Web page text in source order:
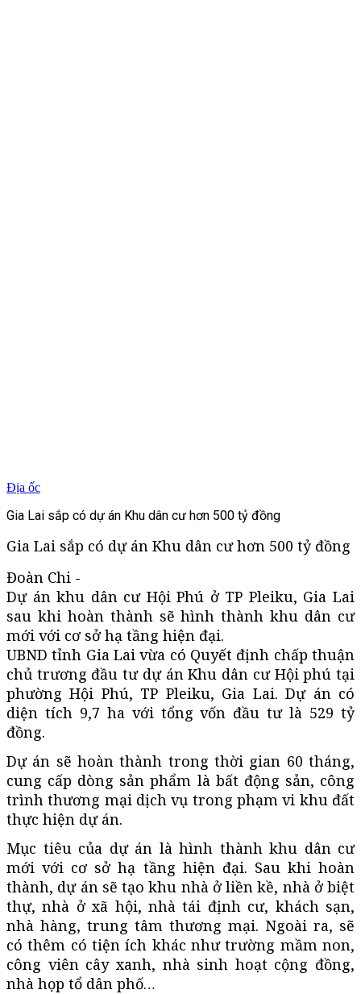
Địa ốc
Gia Lai sắp có dự án Khu dân cư hơn 500 tỷ đồng
Gia Lai sắp có dự án Khu dân cư hơn 500 tỷ đồng
Đoàn Chi -
Dự án khu dân cư Hội Phú ở TP Pleiku, Gia Lai
sau khi hoàn thành sẽ hình thành khu dân cư
mới với cơ sở hạ tầng hiện đại.
UBND tỉnh Gia Lai vừa có Quyết định chấp thuận
chủ trương đầu tư dự án Khu dân cư Hội phú tại
phường Hội Phú, TP Pleiku, Gia Lai. Dự án có
diện tích 9,7 ha với tổng vốn đầu tư là 529 tỷ
đồng.
Dự án sẽ hoàn thành trong thời gian 60 tháng,
cung cấp dòng sản phẩm là bất động sản, công
trình thương mại dịch vụ trong phạm vi khu đất
thực hiện dự án.
Mục tiêu của dự án là hình thành khu dân cư
mới với cơ sở hạ tầng hiện đại. Sau khi hoàn
thành, dự án sẽ tạo khu nhà ở liền kề, nhà ở biệt
thự, nhà ở xã hội, nhà tái định cư, khách sạn,
nhà hàng, trung tâm thương mại. Ngoài ra, sẽ
có thêm có tiện ích khác như trường mầm non,
công viên cây xanh, nhà sinh hoạt cộng đồng,
nhà họp tổ dân phố…